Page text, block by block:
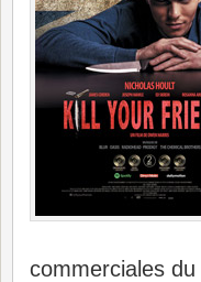
commerciales du